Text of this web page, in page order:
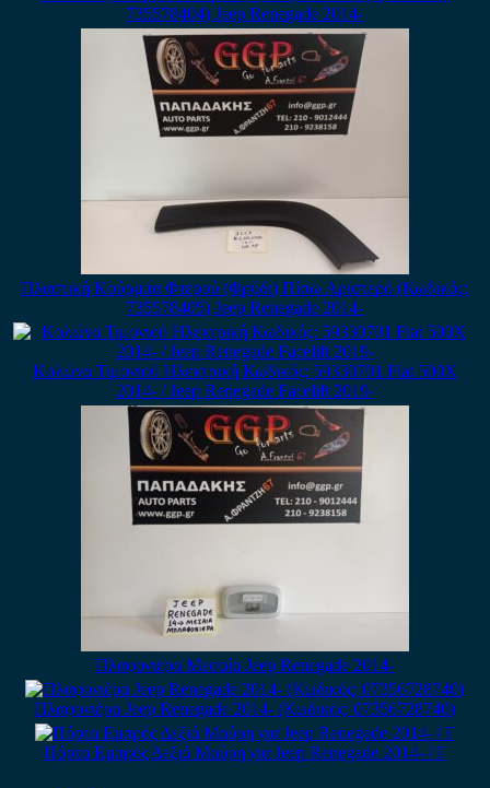
735578404) Jeep Renegade 2014-
Πλαστική Κούρμπα Φτερού (Φρύδι) Πίσω Αριστερό (Κωδικός:
735578405) Jeep Renegade 2014-
Κολώνα Τιμονιού Ηλεκτρική Κωδικός: 59330701 Fiat 500X
2014- / Jeep Renegade Facelift 2019-
Πλαφονιέρα Μεσαία Jeep Renegade 2014-
Πλαφονιέρα Jeep Renegade 2014- (Κωδικός: 07356728740)
Πόρτα Εμπρός Δεξιά Μαύρη για Jeep Renegade 2014- / Γ